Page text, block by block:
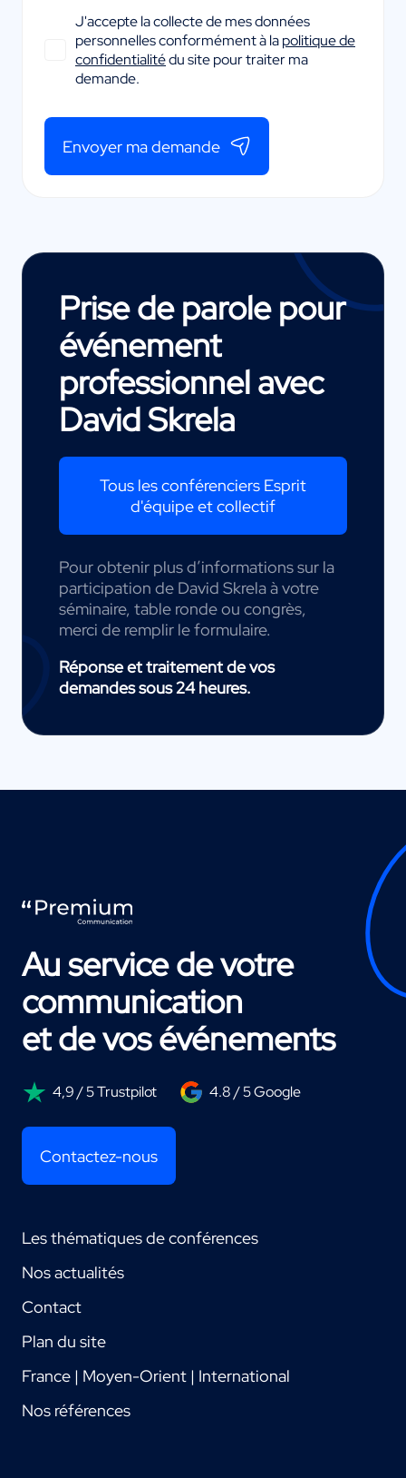
J'accepte la collecte de mes données
personnelles conformément à lapolitique de
confidentialitédu site pour traiter ma
demande.
Envoyer ma demande
Prise de parole pour
événement
professionnel avec
David Skrela
Tous les conférenciers Esprit
d'équipe et collectif
Pour obtenir plus d’informations sur la
participation de David Skrela à votre
séminaire, table ronde ou congrès,
merci de remplir le formulaire.
Réponse et traitement de vos
demandes sous 24 heures.
Au service de votre
communication
et de vos événements
4,9 / 5 Trustpilot 4.8 / 5 Google
Contactez-nous
Les thématiques de conférences
Nos actualités
Contact
Plan du site
France | Moyen-Orient | International
Nos références